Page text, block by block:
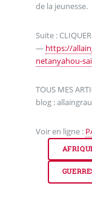
de la jeunesse.
Suite :
— https://
netanyahou-
TOUS MES
blog :
Voir en ligne :